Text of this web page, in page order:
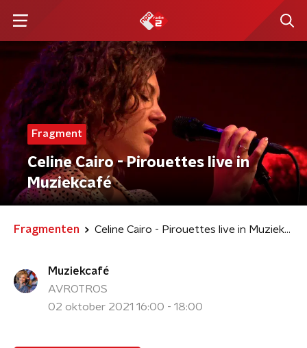
Fragment
Celine Cairo - Pirouettes live in
Muziekcafé
Fragmenten Celine Cairo - Pirouettes live in Muziekcafé
Muziekcafé
AVROTROS
02 oktober 2021 16:00 - 18:00